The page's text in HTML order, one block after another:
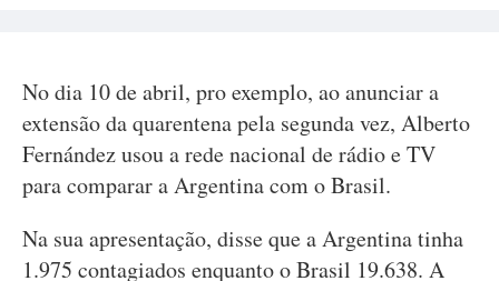
No dia 10 de abril, pro exemplo, ao anunciar a
extensão da quarentena pela segunda vez, Alberto
Fernández usou a rede nacional de rádio e TV
para comparar a Argentina com o Brasil.
Na sua apresentação, disse que a Argentina tinha
1.975 contagiados enquanto o Brasil 19.638. A